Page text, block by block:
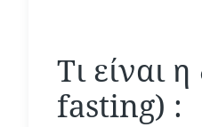
Τι είναι
fasting) :